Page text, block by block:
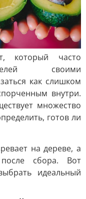
который часто
своими
как слишком
внутри.
множество
готов ли
на дереве, а
сбора. Вот
идеальный